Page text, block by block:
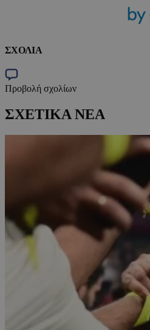
ΣΧΟΛΙΑ
Προβολή σχολίων
ΣΧΕΤΙΚΑ ΝΕΑ